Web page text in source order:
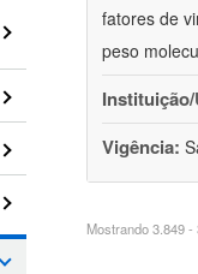
fatores de
peso
Vigência:
Mostrando 3.849